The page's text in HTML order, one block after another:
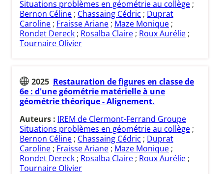
Situations problèmes en géométrie au collège ;
Bernon Céline ; Chassaing Cédric ; Duprat
Caroline ; Fraisse Ariane ; Maze Monique ;
Rondet Dereck ; Rosalba Claire ; Roux Aurélie ;
Tournaire Olivier
2025 Restauration de figures en classe de
6e : d'une géométrie matérielle à une
géométrie théorique - Alignement.
Auteurs : IREM de Clermont-Ferrand Groupe
Situations problèmes en géométrie au collège ;
Bernon Céline ; Chassaing Cédric ; Duprat
Caroline ; Fraisse Ariane ; Maze Monique ;
Rondet Dereck ; Rosalba Claire ; Roux Aurélie ;
Tournaire Olivier